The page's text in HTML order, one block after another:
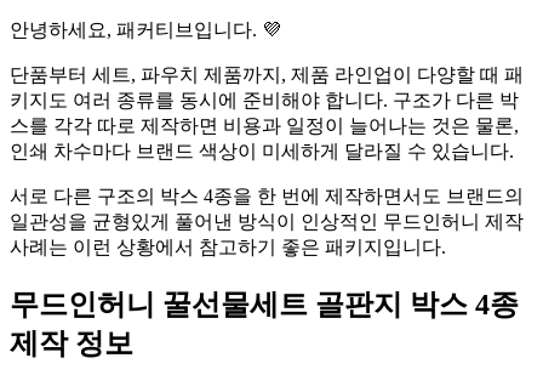
안녕하세요, 패커티브입니다. 💜
단품부터 세트, 파우치 제품까지, 제품 라인업이 다양할 때 패
키지도 여러 종류를 동시에 준비해야 합니다. 구조가 다른 박
스를 각각 따로 제작하면 비용과 일정이 늘어나는 것은 물론,
인쇄 차수마다 브랜드 색상이 미세하게 달라질 수 있습니다.
서로 다른 구조의 박스 4종을 한 번에 제작하면서도 브랜드의
일관성을 균형있게 풀어낸 방식이 인상적인 무드인허니 제작
사례는 이런 상황에서 참고하기 좋은 패키지입니다.
무드인허니 꿀선물세트 골판지 박스 4종
제작 정보